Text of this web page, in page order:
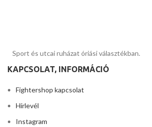
Sport és utcai ruházat óriási választékban.
KAPCSOLAT, INFORMÁCIÓ
Fightershop kapcsolat
Hírlevél
Instagram